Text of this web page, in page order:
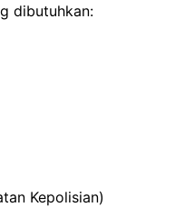
dibutuhkan:
Kepolisian)